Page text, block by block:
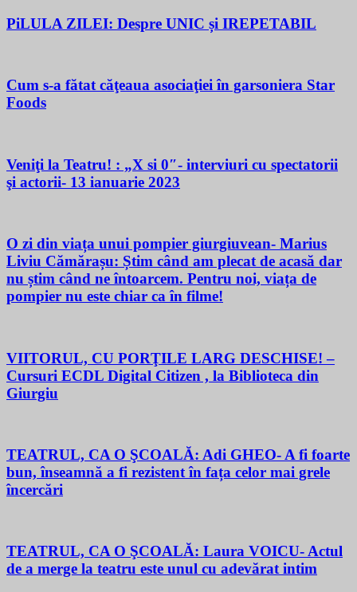
PiLULA ZILEI: Despre UNIC și IREPETABIL
Cum s-a fătat căţeaua asociaţiei în garsoniera Star
Foods
Veniţi la Teatru! : „X si 0″- interviuri cu spectatorii
şi actorii- 13 ianuarie 2023
O zi din viața unui pompier giurgiuvean- Marius
Liviu Cămărașu: Știm când am plecat de acasă dar
nu știm când ne întoarcem. Pentru noi, viața de
pompier nu este chiar ca în filme!
VIITORUL, CU PORŢILE LARG DESCHISE! –
Cursuri ECDL Digital Citizen , la Biblioteca din
Giurgiu
TEATRUL, CA O ŞCOALĂ: Adi GHEO- A fi foarte
bun, înseamnă a fi rezistent în fața celor mai grele
încercări
TEATRUL, CA O ŞCOALĂ: Laura VOICU- Actul
de a merge la teatru este unul cu adevărat intim